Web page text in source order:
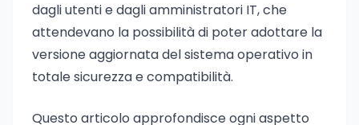
dagli utenti e dagli amministratori IT, che
attendevano la possibilità di poter adottare la
versione aggiornata del sistema operativo in
totale sicurezza e compatibilità.
Questo articolo approfondisce ogni aspetto